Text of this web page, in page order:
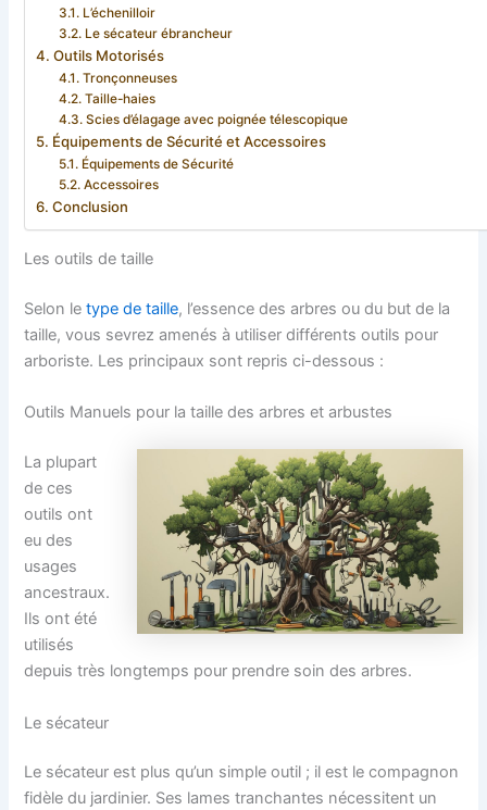
L’échenilloir
Le sécateur ébrancheur
Outils Motorisés
Tronçonneuses
Taille-haies
Scies d’élagage avec poignée télescopique
Équipements de Sécurité et Accessoires
Équipements de Sécurité
Accessoires
Conclusion
Les outils de taille
Selon letype de taille, l’essence des arbres ou du but de la
taille, vous sevrez amenés à utiliser différents outils pour
arboriste. Les principaux sont repris ci-dessous :
Outils Manuels pour la taille des arbres et arbustes
La plupart
de ces
outils ont
eu des
usages
ancestraux.
Ils ont été
utilisés
depuis très longtemps pour prendre soin des arbres.
Le sécateur
Le sécateur est plus qu’un simple outil ; il est le compagnon
fidèle du jardinier. Ses lames tranchantes nécessitent un